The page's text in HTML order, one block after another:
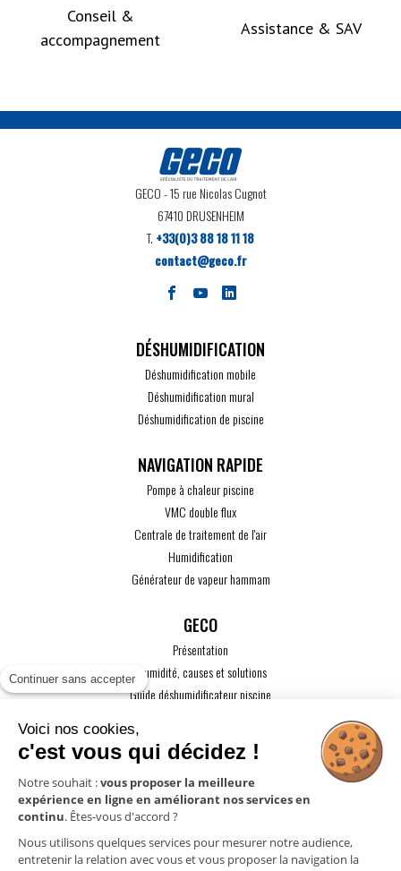
Continuer sans accepter
Voici nos cookies,
c'est vous qui décidez !
Notre souhait :vous proposer la meilleure
expérience en ligne en améliorant nos services en
continu. Êtes-vous d'accord ?
Nous utilisons quelques services pour mesurer notre audience,
entretenir la relation avec vous et vous proposer la navigation la
Conseil &
accompagnement
Assistance & SAV
GECO- 15 rue Nicolas Cugnot
67410 DRUSENHEIM
T. +33(0)3 88 18 11 18
contact@geco.fr
DÉSHUMIDIFICATION
Déshumidification mobile
Déshumidification mural
Déshumidification de piscine
Pompe à chaleur piscine
VMC double flux
Centrale de traitement de l'air
Humidification
Générateur de vapeur hammam
GECO
Présentation
L'humidité, causes et solutions
Guide déshumidificateur piscine
Guide VMC
ACTUALITÉS
CONTACT
ESPACE PRO